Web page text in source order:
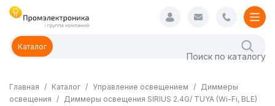
Каталог
Главная Каталог Управление освещением
Диммеры
освещения
Диммеры освещения SIRIUS 2.4G/ TUYA (Wi-Fi, BLE)